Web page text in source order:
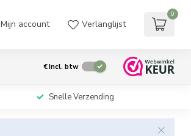
Mijn account Verlanglijst
0
€Incl. btw
Snelle Verzending